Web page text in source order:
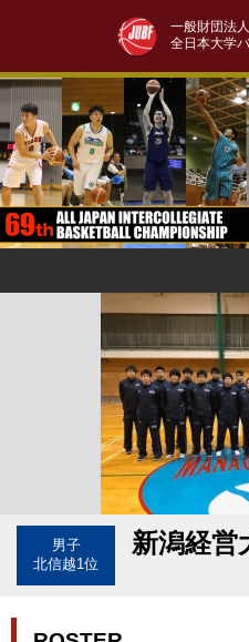
一般財団法人
全日本大学
男子
北信越1位
新潟経営